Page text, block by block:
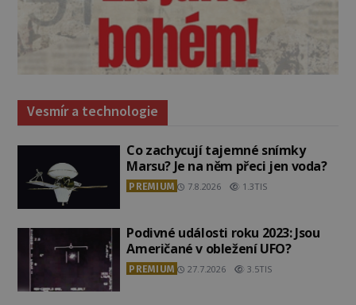
Vesmír a technologie
Co zachycují tajemné snímky
Marsu? Je na něm přeci jen voda?
PREMIUM 7.8.2026 1.3TIS
Podivné události roku 2023: Jsou
Američané v obležení UFO?
PREMIUM 27.7.2026 3.5TIS